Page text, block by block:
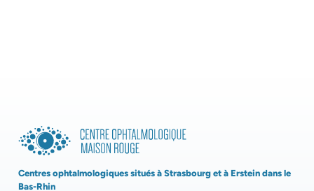
Centres ophtalmologiques situés à Strasbourg et à Erstein dans le
Bas-Rhin